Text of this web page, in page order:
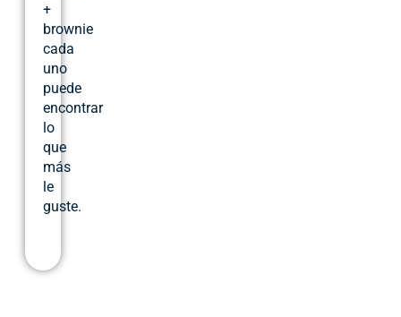
+
brownie
cada
uno
puede
encontrar
lo
que
más
le
guste.